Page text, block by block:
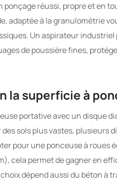
ponçage réussi, propre et en
adaptée à la granulométrie
Un aspirateur
de poussière fines,
la superficie à
portative avec un disque
sols plus vastes, plusieurs
pour une ponceuse à roues
cela permet de gagner en
dépend aussi du béton à